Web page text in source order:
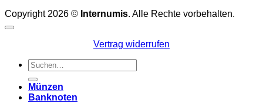
Copyright 2026 © Internumis. Alle Rechte vorbehalten.
Vertrag widerrufen
Suchen
nach:
Münzen
Banknoten